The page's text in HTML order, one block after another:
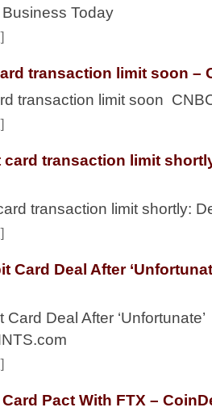
Today
transaction limit soon –
transaction limit soon
card transaction limit
transaction limit shortly:
Card Deal After
Deal After ‘Unfortunate’
Pact With FTX –